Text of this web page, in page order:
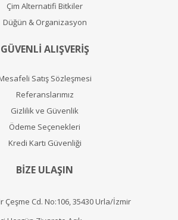
Çim Alternatifi Bitkiler
Düğün & Organizasyon
GÜVENLİ ALIŞVERİŞ
Satış Sözleşmesi
Referanslarımız
Gizlilik ve Güvenlik
Ödeme Seçenekleri
Kredi Kartı Güvenliği
BİZE ULAŞIN
Çeşme Cd. No:106, 35430 Urla/İzmir